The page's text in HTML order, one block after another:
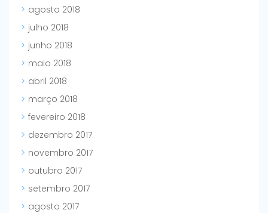
agosto 2018
julho 2018
junho 2018
maio 2018
abril 2018
março 2018
fevereiro 2018
dezembro 2017
novembro 2017
outubro 2017
setembro 2017
agosto 2017